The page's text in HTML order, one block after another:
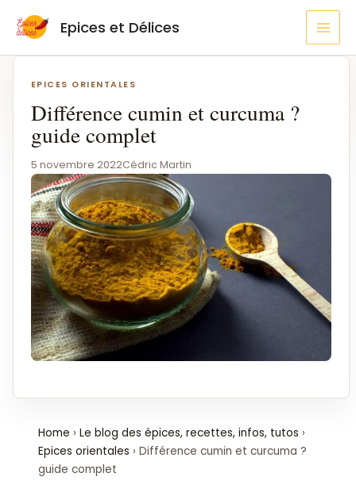
Epices et Délices
EPICES ORIENTALES
Différence cumin et curcuma ?
guide complet
5 novembre 2022Cédric Martin
Home › Le blog des épices, recettes, infos, tutos ›
Epices orientales › Différence cumin et curcuma ?
guide complet
de